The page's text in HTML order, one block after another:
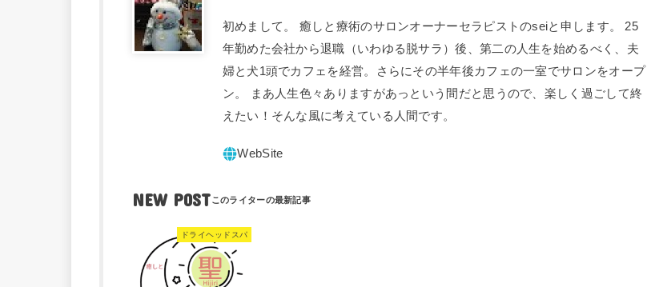
初めまして。 癒しと療術のサロンオーナーセラピストのseiと申します。 25
年勤めた会社から退職（いわゆる脱サラ）後、第二の人生を始めるべく、夫
婦と犬1頭でカフェを経営。さらにその半年後カフェの一室でサロンをオープ
ン。 まあ人生色々ありますがあっという間だと思うので、楽しく過ごして終
えたい！そんな風に考えている人間です。
NEW POST
ドライヘッドスパ